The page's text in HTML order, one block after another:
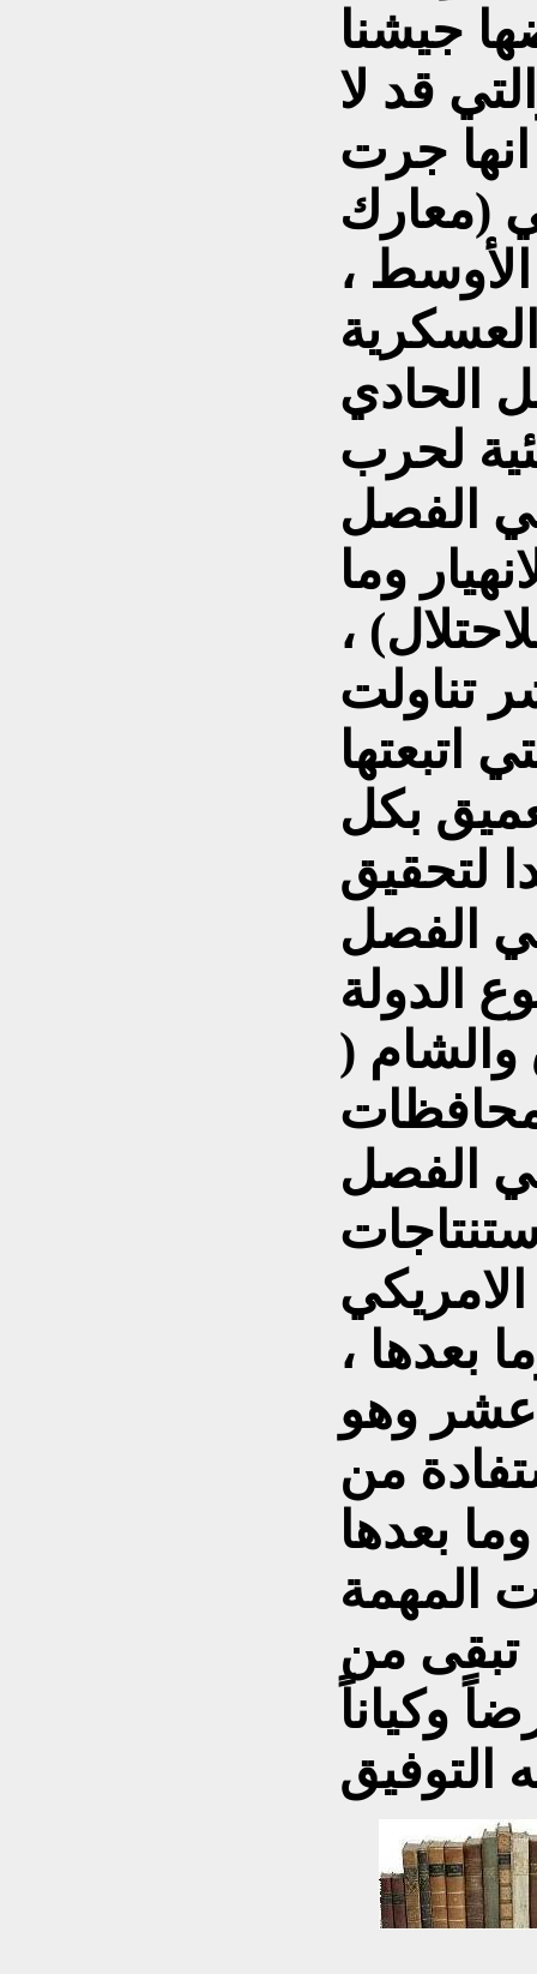
جيشنا
قد لا
جرت
(معارك
،
الحادي
لحرب
2003) ، في الفصل
وما
،
تناولت
اتبعتها
بكل
لتحقيق
الفصل
الدولة
والشام (
الفصل
للعراق 2003 وما بعدها ،
وهو
من
احتلال العراق 2003 وما بعدها
المهمة
تبقى من
وكياناً